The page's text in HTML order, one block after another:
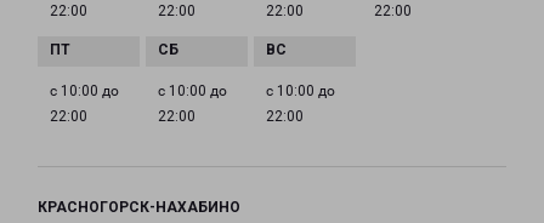
22:00
22:00
22:00
22:00
с 10:00 до
22:00
с 10:00 до
22:00
с 10:00 до
22:00
КРАСНОГОРСК-НАХАБИНО